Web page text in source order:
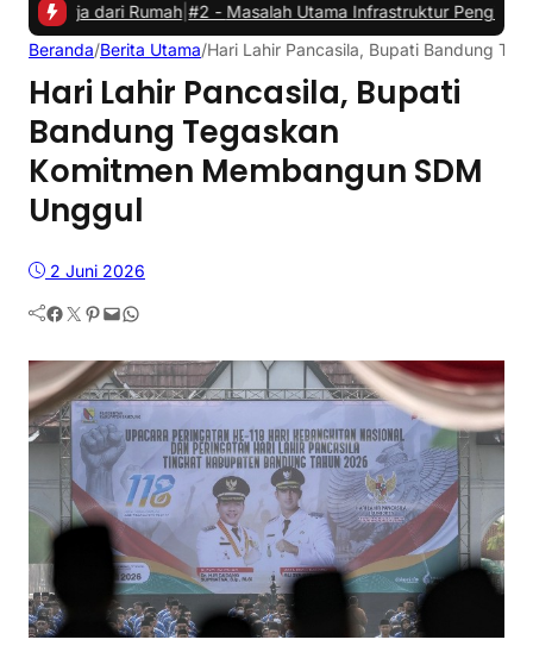
Rumah| #2 - Masalah Utama Infrastruktur Pengisian Daya
Beranda/Berita Utama/Hari Lahir Pancasila, Bupati Bandung
Hari Lahir Pancasila, Bupati
Bandung Tegaskan
Komitmen Membangun SDM
Unggul
2 Juni 2026
Facebook Twitter Pinterest Mail WhatsApp